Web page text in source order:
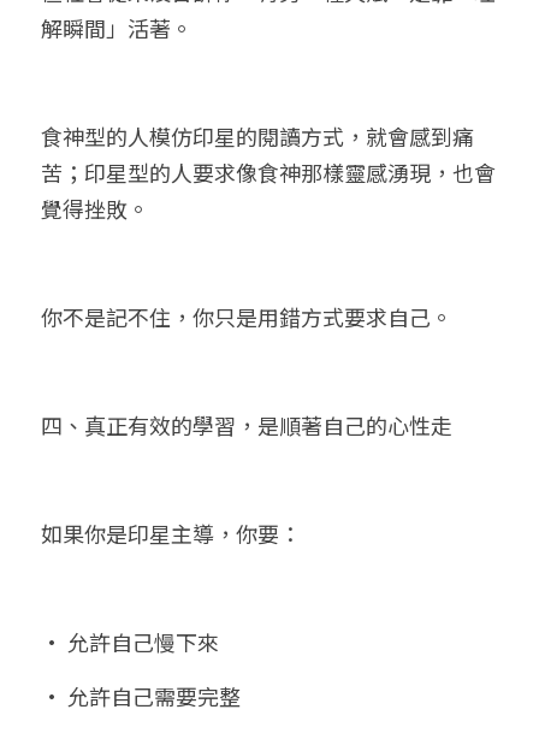
解瞬間」活著。
食神型的人模仿印星的閱讀方式，就會感到痛
苦；印星型的人要求像食神那樣靈感湧現，也會
覺得挫敗。
你不是記不住，你只是用錯方式要求自己。
四、真正有效的學習，是順著自己的心性走
如果你是印星主導，你要：
• 允許自己慢下來
• 允許自己需要完整